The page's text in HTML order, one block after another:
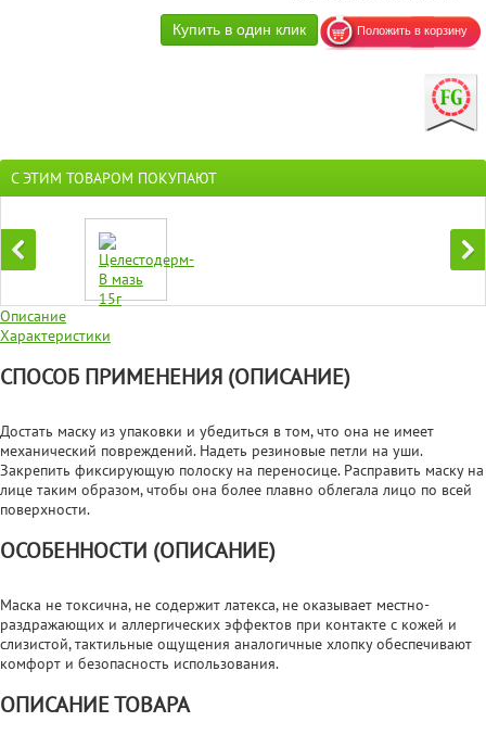
С ЭТИМ ТОВАРОМ ПОКУПАЮТ
Описание
Характеристики
СПОСОБ ПРИМЕНЕНИЯ (ОПИСАНИЕ)
Достать маску из упаковки и убедиться в том, что она не имеет
механический повреждений. Надеть резиновые петли на уши.
Закрепить фиксирующую полоску на переносице. Расправить маску на
лице таким образом, чтобы она более плавно облегала лицо по всей
поверхности.
ОСОБЕННОСТИ (ОПИСАНИЕ)
Маска не токсична, не содержит латекса, не оказывает местно-
раздражающих и аллергических эффектов при контакте с кожей и
слизистой, тактильные ощущения аналогичные хлопку обеспечивают
комфорт и безопасность использования.
ОПИСАНИЕ ТОВАРА